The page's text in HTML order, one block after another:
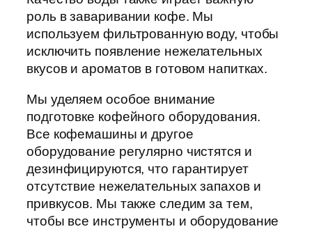
роль в заваривании кофе. Мы
используем фильтрованную воду, чтобы
исключить появление нежелательных
вкусов и ароматов в готовом напитках.
Мы уделяем особое внимание
подготовке кофейного оборудования.
Все кофемашины и другое
оборудование регулярно чистятся и
дезинфицируются, что гарантирует
отсутствие нежелательных запахов и
привкусов. Мы также следим за тем,
чтобы все инструменты и оборудование